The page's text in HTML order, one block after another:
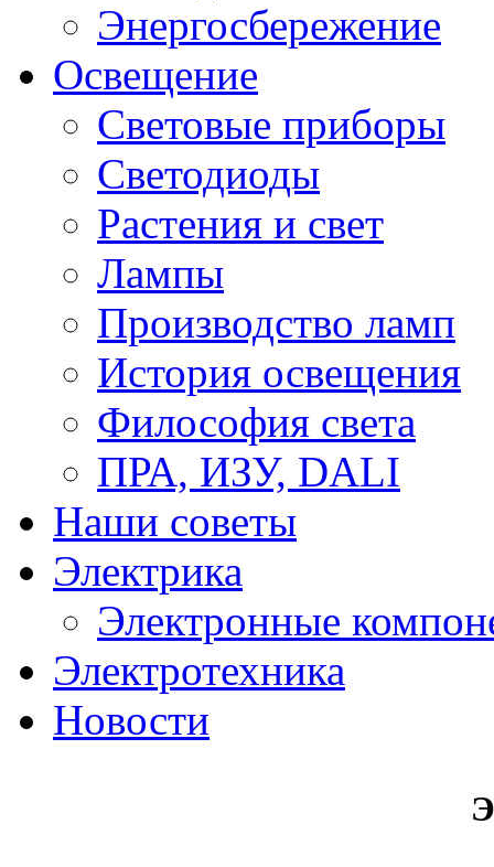
Энергосбережение
Освещение
Световые приборы
Светодиоды
Растения и свет
Лампы
Производство ламп
История освещения
Философия света
ПРА, ИЗУ, DALI
Наши советы
Электрика
Электронные
Электротехника
Новости